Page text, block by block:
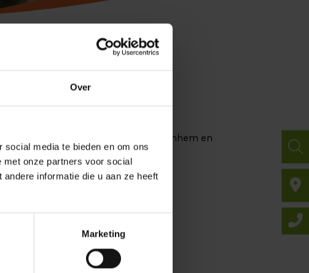
Over
media te bieden en om ons
onze partners voor social
informatie die u aan ze heeft
Marketing
60 locaties voor kinderopvang in Arnhem en
nemen!